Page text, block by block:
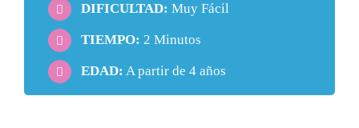
DIFICULTAD: Muy Fácil
TIEMPO: 2 Minutos
EDAD: A partir de 4 años